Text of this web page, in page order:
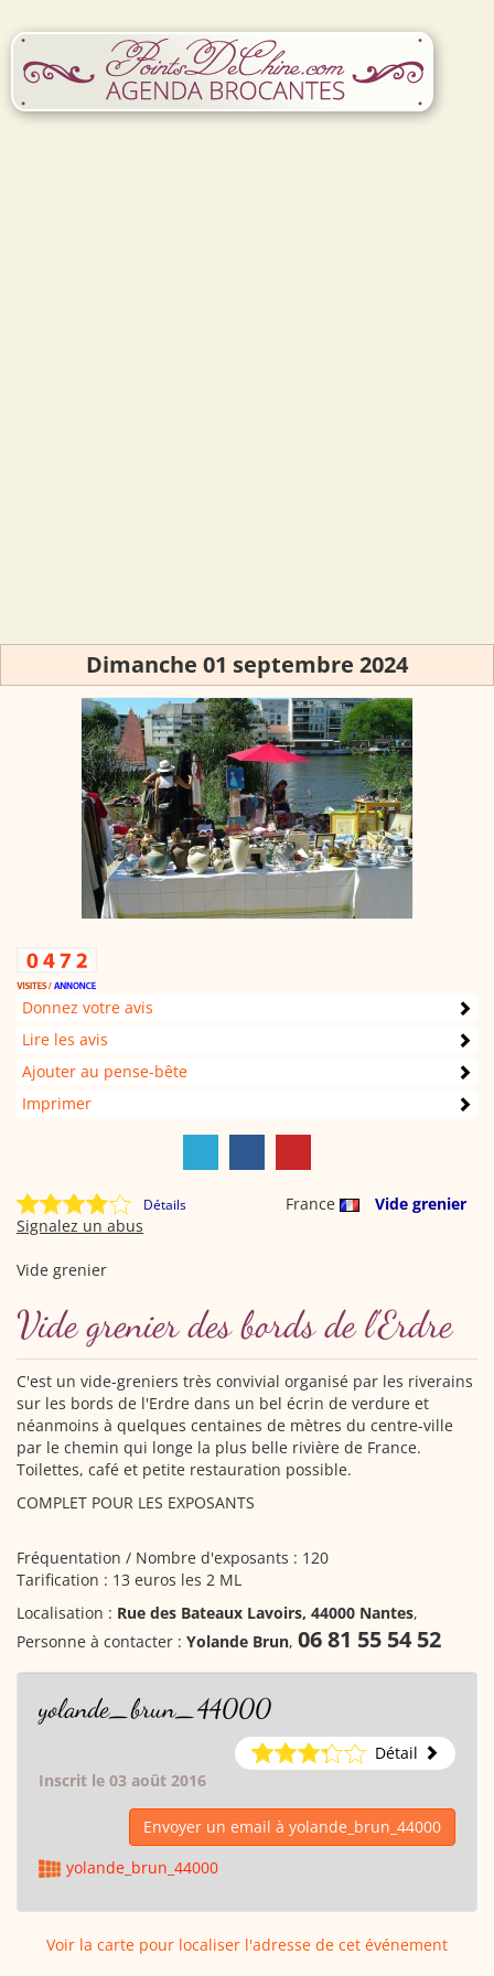
Dimanche 01 septembre 2024
Donnez votre avis
Lire les avis
Ajouter au pense-bête
Imprimer
Détails France
Vide grenier
Signalez un abus
Vide grenier
Vide grenier des bords de l'Erdre
C'est un vide-greniers très convivial organisé par les riverains
sur les bords de l'Erdre dans un bel écrin de verdure et
néanmoins à quelques centaines de mètres du centre-ville
par le chemin qui longe la plus belle rivière de France.
Toilettes, café et petite restauration possible.
COMPLET POUR LES EXPOSANTS
Fréquentation / Nombre d'exposants : 120
Tarification : 13 euros les 2 ML
Localisation : Rue des Bateaux Lavoirs, 44000 Nantes,
Personne à contacter : Yolande Brun, 06 81 55 54 52
yolande_brun_44000
Détail
Inscrit le 03 août 2016
Envoyer un email à yolande_brun_44000
yolande_brun_44000
Voir la carte pour localiser l'adresse de cet événement